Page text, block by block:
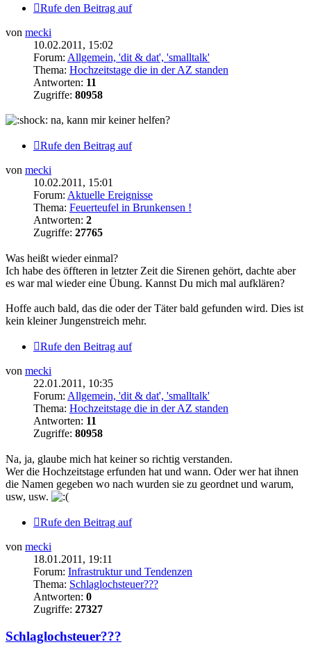
Rufe den Beitrag auf
von mecki
10.02.2011, 15:02
Forum: Allgemein, 'dit & dat', 'smalltalk'
Thema: Hochzeitstage die in der AZ standen
Antworten: 11
Zugriffe: 80958
na, kann mir keiner helfen?
Rufe den Beitrag auf
von mecki
10.02.2011, 15:01
Forum: Aktuelle Ereignisse
Thema: Feuerteufel in Brunkensen !
Antworten: 2
Zugriffe: 27765
Was heißt wieder einmal?
Ich habe des öffteren in letzter Zeit die Sirenen gehört, dachte aber
es war mal wieder eine Übung. Kannst Du mich mal aufklären?
Hoffe auch bald, das die oder der Täter bald gefunden wird. Dies ist
kein kleiner Jungenstreich mehr.
Rufe den Beitrag auf
von mecki
22.01.2011, 10:35
Forum: Allgemein, 'dit & dat', 'smalltalk'
Thema: Hochzeitstage die in der AZ standen
Antworten: 11
Zugriffe: 80958
Na, ja, glaube mich hat keiner so richtig verstanden.
Wer die Hochzeitstage erfunden hat und wann. Oder wer hat ihnen
die Namen gegeben wo nach wurden sie zu geordnet und warum,
usw, usw.
Rufe den Beitrag auf
von mecki
18.01.2011, 19:11
Forum: Infrastruktur und Tendenzen
Thema: Schlaglochsteuer???
Antworten: 0
Zugriffe: 27327
Schlaglochsteuer???